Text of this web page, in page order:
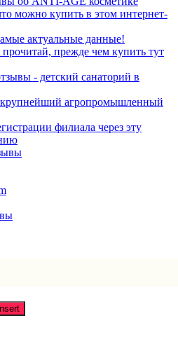
можно купить в этом интернет-
актуальные данные!
прежде чем купить тут
- детский санаторий в
агропромышленный
филиала через эту